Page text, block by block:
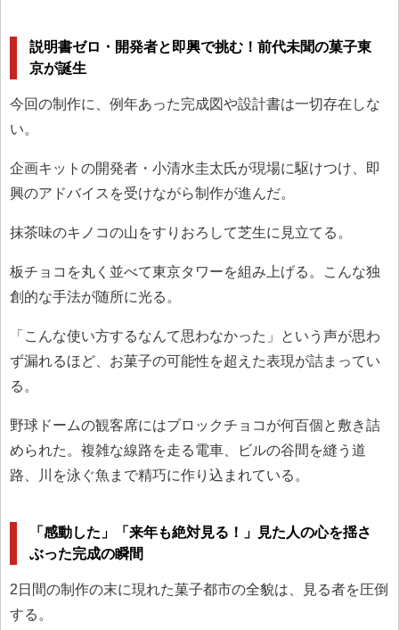
説明書ゼロ・開発者と即興で挑む！前代未聞の菓子東
京が誕生
今回の制作に、例年あった完成図や設計書は一切存在しな
い。
企画キットの開発者・小清水圭太氏が現場に駆けつけ、即
興のアドバイスを受けながら制作が進んだ。
抹茶味のキノコの山をすりおろして芝生に見立てる。
板チョコを丸く並べて東京タワーを組み上げる。こんな独
創的な手法が随所に光る。
「こんな使い方するなんて思わなかった」という声が思わ
ず漏れるほど、お菓子の可能性を超えた表現が詰まってい
る。
野球ドームの観客席にはブロックチョコが何百個と敷き詰
められた。複雑な線路を走る電車、ビルの谷間を縫う道
路、川を泳ぐ魚まで精巧に作り込まれている。
「感動した」「来年も絶対見る！」見た人の心を揺さ
ぶった完成の瞬間
2日間の制作の末に現れた菓子都市の全貌は、見る者を圧倒
する。